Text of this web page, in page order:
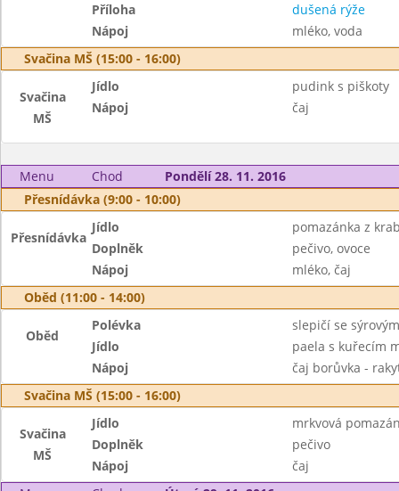
Příloha
dušená rýže
Nápoj
mléko, voda
Svačina MŠ (15:00 - 16:00)
Svačina
MŠ
Jídlo
pudink s piškoty
Nápoj
čaj
Menu Chod
Pondělí 28. 11. 2016
Přesnídávka (9:00 - 10:00)
Přesnídávka
Jídlo
pomazánka z
Doplněk
pečivo, ovoce
Nápoj
mléko, čaj
Oběd (11:00 - 14:00)
Oběd
Polévka
slepičí se
Jídlo
paela s kuřecím
Nápoj
čaj borůvka -
Svačina MŠ (15:00 - 16:00)
Svačina
MŠ
Jídlo
mrkvová
Doplněk
pečivo
Nápoj
čaj